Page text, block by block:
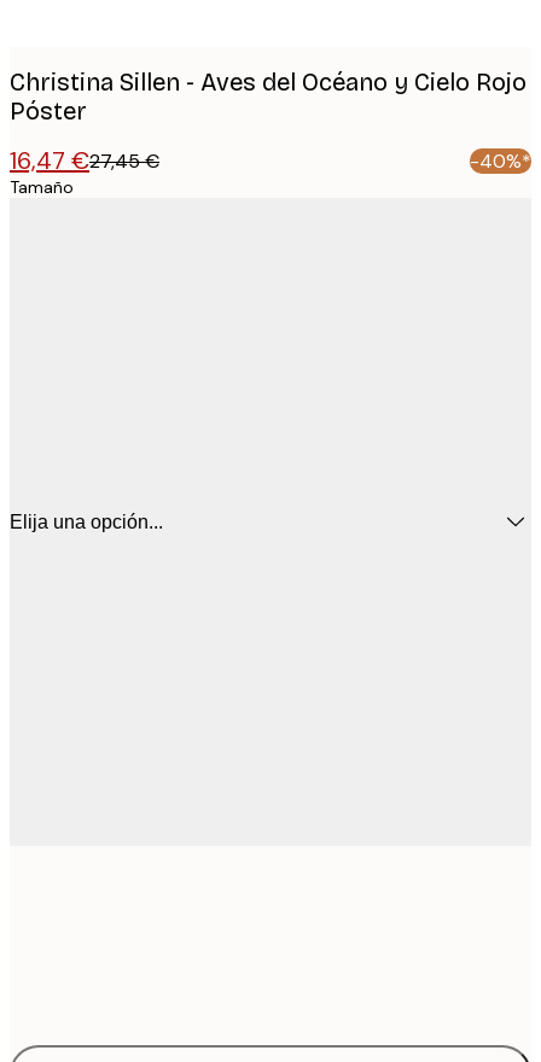
Christina Sillen - Aves del Océano y Cielo Rojo
Póster
16,47 €27,45 € -40%*
Tamaño
Elija una opción...